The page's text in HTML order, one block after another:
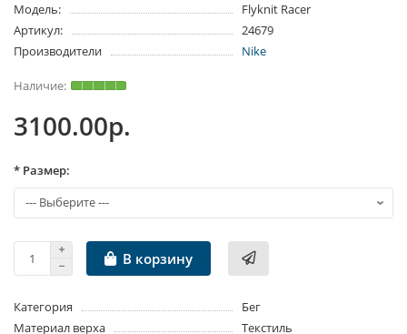
Модель:
Flyknit Racer
Артикул:
24679
Производители
Nike
3100.00р.
* Размер:
В корзину
Категория
Бег
Материал верха
Текстиль